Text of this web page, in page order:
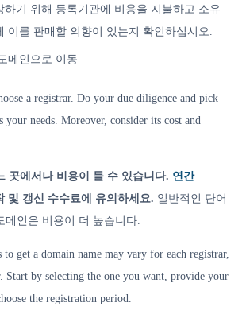
하기 위해 등록기관에 비용을 지불하고 소유
이를 판매할 의향이 있는지 확인하십시오.
메인으로 이동
a registrar. Do your due diligence and pick
your needs. Moreover, consider its cost and
곳에서나 비용이 들 수 있습니다. 연간
및 갱신 수수료에 유의하세요. 일반적인 단어
메인은 비용이 더 높습니다.
to get a domain name may vary for each registrar,
Start by selecting the one you want, provide your
the registration period.